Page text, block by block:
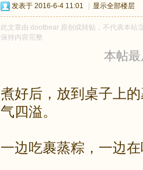
发表于 2016-6-4 11:01 显示全部楼层
此文章由 dootbear 原创或转贴，不代表本站
保持内容完整
本帖
煮好后，放到桌子上
气四溢。
一边吃裹蒸粽，一边